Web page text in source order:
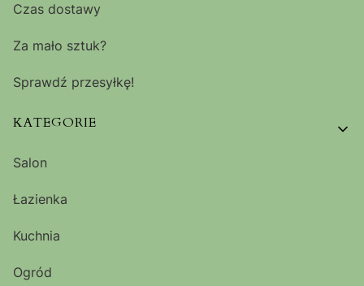
Czas dostawy
Za mało sztuk?
Sprawdź przesyłkę!
KATEGORIE
Salon
Łazienka
Kuchnia
Ogród